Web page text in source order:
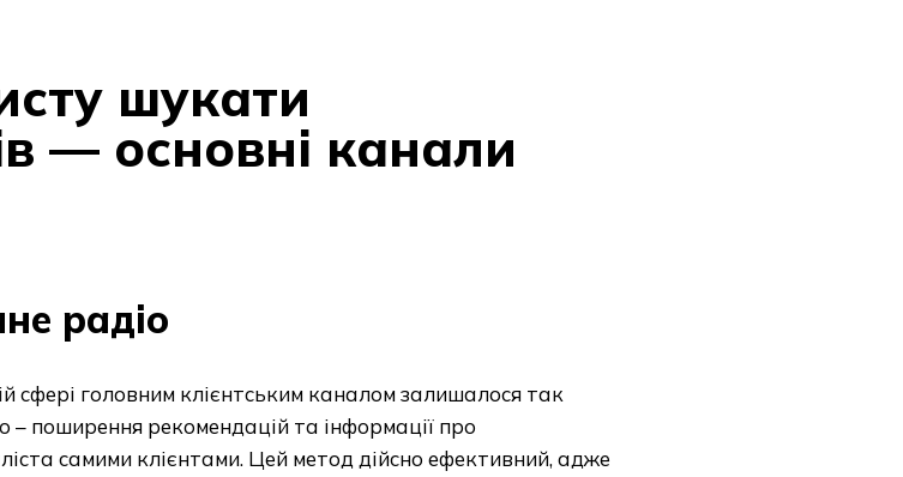
шукати
— основні канали
радіо
сфері головним клієнтським каналом залишалося так
– поширення рекомендацій та інформації про
самими клієнтами. Цей метод дійсно ефективний, адже